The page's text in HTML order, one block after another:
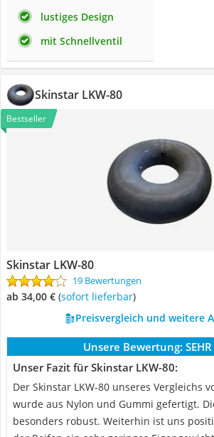
lustiges Design
mit Schnellventil
Skinstar LKW-80
Bestseller
Skinstar LKW-80
19 Bewertungen
ab 34,00 € ( Sofort lieferbar)
Preisvergleich und weitere
Unsere Bewertung:
Unser Fazit für Skinstar LKW-80:
Der Skinstar LKW-80 unseres Vergleichs
wurde aus Nylon und Gummi gefertigt.
besonders robust. Weiterhin ist uns